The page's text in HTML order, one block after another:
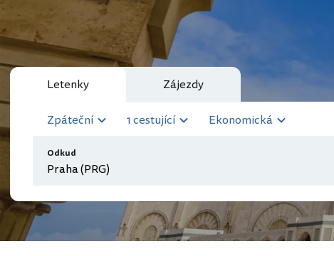
Letenky Zájezdy
Zpáteční 1 cestující Ekonomická
Odkud